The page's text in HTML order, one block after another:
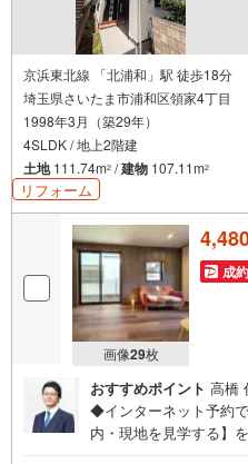
京浜東北線 「北浦和」駅 徒歩18分
埼玉県さいたま市浦和区領家4丁目
1998年3月（築29年）
4SLDK / 地上2階建
土地111.74m2 /建物 107.11m2
リフォーム
画像29枚
成
おすすめポイント 高橋
◆インターネット予約
内・現地を見学する】